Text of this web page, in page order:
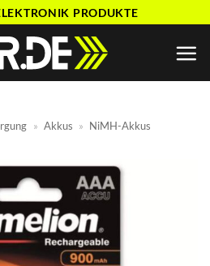
PRODUKTE
» Akkus » NiMH-Akkus